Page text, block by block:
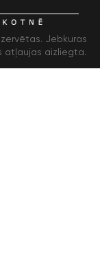
Jebkuras
atļaujas aizliegta.